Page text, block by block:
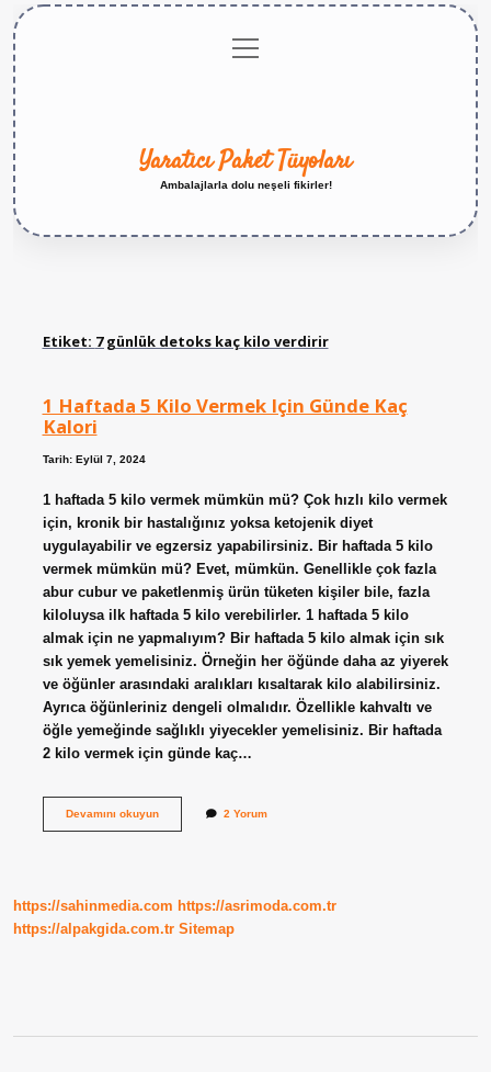
menüyü
aç
Yaratıcı Paket Tüyoları
Ambalajlarla dolu neşeli fikirler!
Etiket: 7 günlük detoks kaç kilo verdirir
1 Haftada 5 Kilo Vermek Için Günde Kaç
Kalori
Tarih: Eylül 7, 2024
1 haftada 5 kilo vermek mümkün mü? Çok hızlı kilo vermek
için, kronik bir hastalığınız yoksa ketojenik diyet
uygulayabilir ve egzersiz yapabilirsiniz. Bir haftada 5 kilo
vermek mümkün mü? Evet, mümkün. Genellikle çok fazla
abur cubur ve paketlenmiş ürün tüketen kişiler bile, fazla
kiloluysa ilk haftada 5 kilo verebilirler. 1 haftada 5 kilo
almak için ne yapmalıyım? Bir haftada 5 kilo almak için sık
sık yemek yemelisiniz. Örneğin her öğünde daha az yiyerek
ve öğünler arasındaki aralıkları kısaltarak kilo alabilirsiniz.
Ayrıca öğünleriniz dengeli olmalıdır. Özellikle kahvaltı ve
öğle yemeğinde sağlıklı yiyecekler yemelisiniz. Bir haftada
2 kilo vermek için günde kaç…
Devamını okuyun1
Günde
Kalori
2 Yorum
https://sahinmedia.com https://asrimoda.com.tr
https://alpakgida.com.tr Sitemap